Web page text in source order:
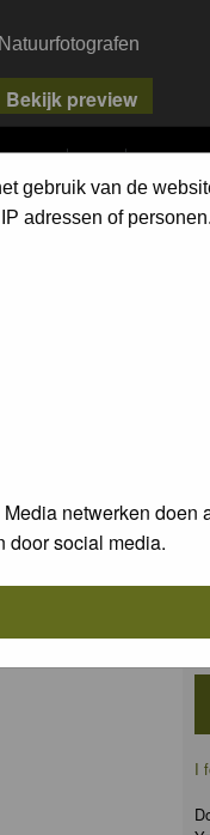
FAQ SEARCH
gebruik van de
adressen of personen.
netwerken doen
door social media.
I